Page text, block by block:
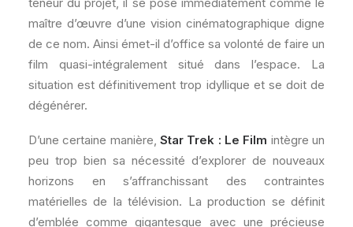
maître d’œuvre d’une vision cinématographique digne
de ce nom. Ainsi émet-il d’office sa volonté de faire un
film quasi-intégralement situé dans l’espace. La
situation est définitivement trop idyllique et se doit de
dégénérer.
D’une certaine manière, Star Trek : Le Film intègre un
peu trop bien sa nécessité d’explorer de nouveaux
horizons en s’affranchissant des contraintes
matérielles de la télévision. La production se définit
d’emblée comme gigantesque avec une précieuse